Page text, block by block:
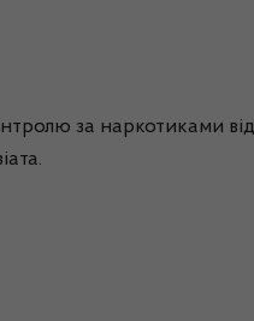
за наркотиками